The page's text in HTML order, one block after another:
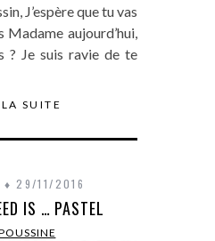
J’espère que tu vas
aujourd’hui,
? Je suis ravie de te
SUITE
29/11/2016
IS … PASTEL